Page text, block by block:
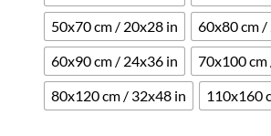
50x70 cm / 20x28 in
60x80 cm /
60x90 cm / 24x36 in
70x100
80x120 cm / 32x48 in
110x160